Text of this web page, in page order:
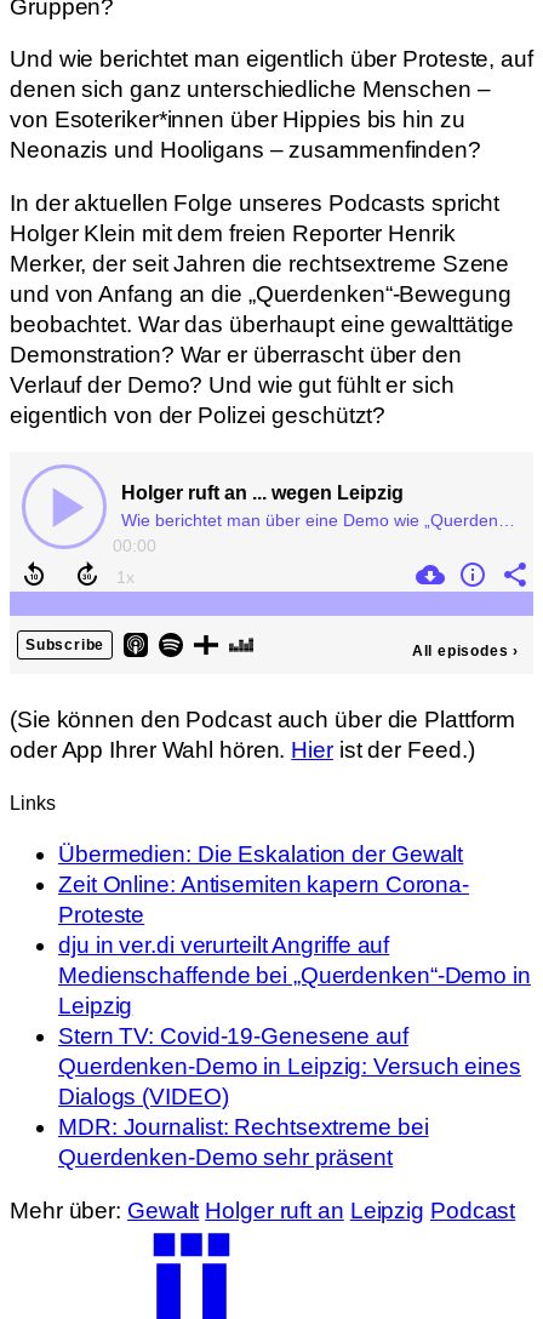
Gruppen?
Und wie berichtet man eigentlich über Proteste, auf
denen sich ganz unterschiedliche Menschen –
von Esoteriker*innen über Hippies bis hin zu
Neonazis und Hooligans – zusammenfinden?
In der aktuellen Folge unseres Podcasts spricht
Holger Klein mit dem freien Reporter Henrik
Merker, der seit Jahren die rechtsextreme Szene
und von Anfang an die „Querdenken“-Bewegung
beobachtet. War das überhaupt eine gewalttätige
Demonstration? War er überrascht über den
Verlauf der Demo? Und wie gut fühlt er sich
eigentlich von der Polizei geschützt?
(Sie können den Podcast auch über die Plattform
oder App Ihrer Wahl hören. Hierist der Feed.)
Links
Übermedien: Die Eskalation der Gewalt
Zeit Online: Antisemiten kapern Corona-
Proteste
dju in ver.di verurteilt Angriffe auf
Medienschaffende bei „Querdenken“-Demo in
Leipzig
Stern TV: Covid-19-Genesene auf
Querdenken-Demo in Leipzig: Versuch eines
Dialogs (VIDEO)
MDR: Journalist: Rechtsextreme bei
Querdenken-Demo sehr präsent
Mehr über: Gewalt Holger ruft an Leipzig Podcast